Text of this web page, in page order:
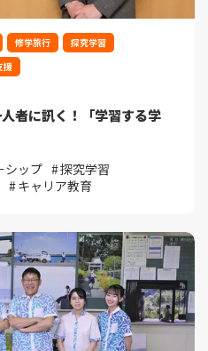
修学旅行
探究学習
援
者に訊く！「学習する学
シップ
探究学習
キャリア教育